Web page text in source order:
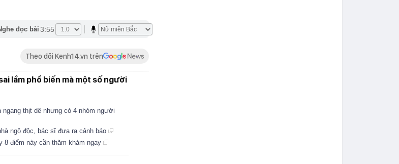
đọc bài 3:55
Theo dõi Kenh14.vn trên
lầm phổ biến mà một số người
thịt dê nhưng có 4 nhóm người
ngộ độc, bác sĩ đưa ra cảnh báo
8 điểm này cần thăm khám ngay